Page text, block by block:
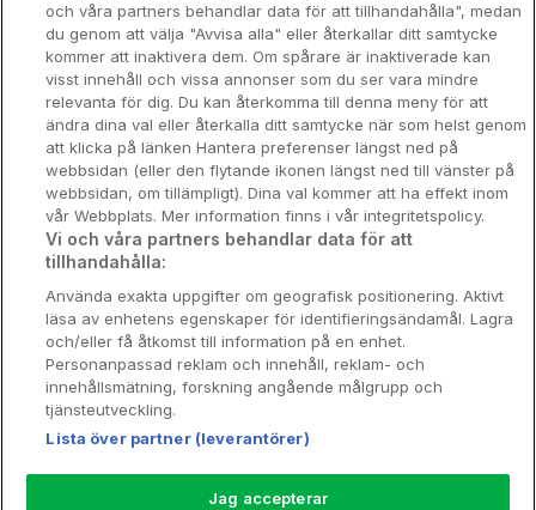
Sydsverige
Om Hotellpremien
Nya hotell
Stadsweekend
Booking Enquiries:
Hotellsupport:scandinavian@digibreaks.com
Hotellpremien.se av en del av Coop
Sverige. Coop Sverige 171 88 Solna,
Telefon: 010-742 00 00, Org.nr: 556710-
och våra partners behandlar data för att tillhandahålla", medan
du genom att välja "Avvisa alla" eller återkallar ditt samtycke
kommer att inaktivera dem. Om spårare är inaktiverade kan
visst innehåll och vissa annonser som du ser vara mindre
relevanta för dig. Du kan återkomma till denna meny för att
ändra dina val eller återkalla ditt samtycke när som helst genom
att klicka på länken Hantera preferenser längst ned på
webbsidan (eller den flytande ikonen längst ned till vänster på
webbsidan, om tillämpligt). Dina val kommer att ha effekt inom
vår Webbplats. Mer information finns i vår integritetspolicy.
Vi och våra partners behandlar data för att
tillhandahålla:
Använda exakta uppgifter om geografisk positionering. Aktivt
läsa av enhetens egenskaper för identifieringsändamål. Lagra
och/eller få åtkomst till information på en enhet.
Personanpassad reklam och innehåll, reklam- och
innehållsmätning, forskning angående målgrupp och
tjänsteutveckling.
Lista över partner (leverantörer)
Jag accepterar